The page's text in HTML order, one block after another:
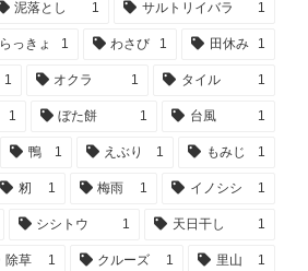
泥落とし 1 サルトリイバラ 1
らっきょ 1 わさび 1 田休み 1
1 オクラ 1 タイル 1
1 ぼた餅 1 台風 1
鴨 1 えぶり 1 もみじ 1
籾 1 梅雨 1 イノシシ 1
シシトウ 1 天日干し 1
除草 1 クルーズ 1 里山 1